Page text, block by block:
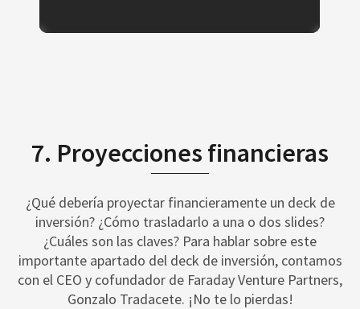
7. Proyecciones financieras
¿Qué debería proyectar financieramente un deck de
inversión? ¿Cómo trasladarlo a una o dos slides?
¿Cuáles son las claves? Para hablar sobre este
importante apartado del deck de inversión, contamos
con el CEO y cofundador de Faraday Venture Partners,
Gonzalo Tradacete. ¡No te lo pierdas!